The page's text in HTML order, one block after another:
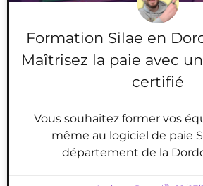
Formation Silae en
Maîtrisez la paie avec
certifié
Vous souhaitez former vos
même au logiciel de paie
département de la